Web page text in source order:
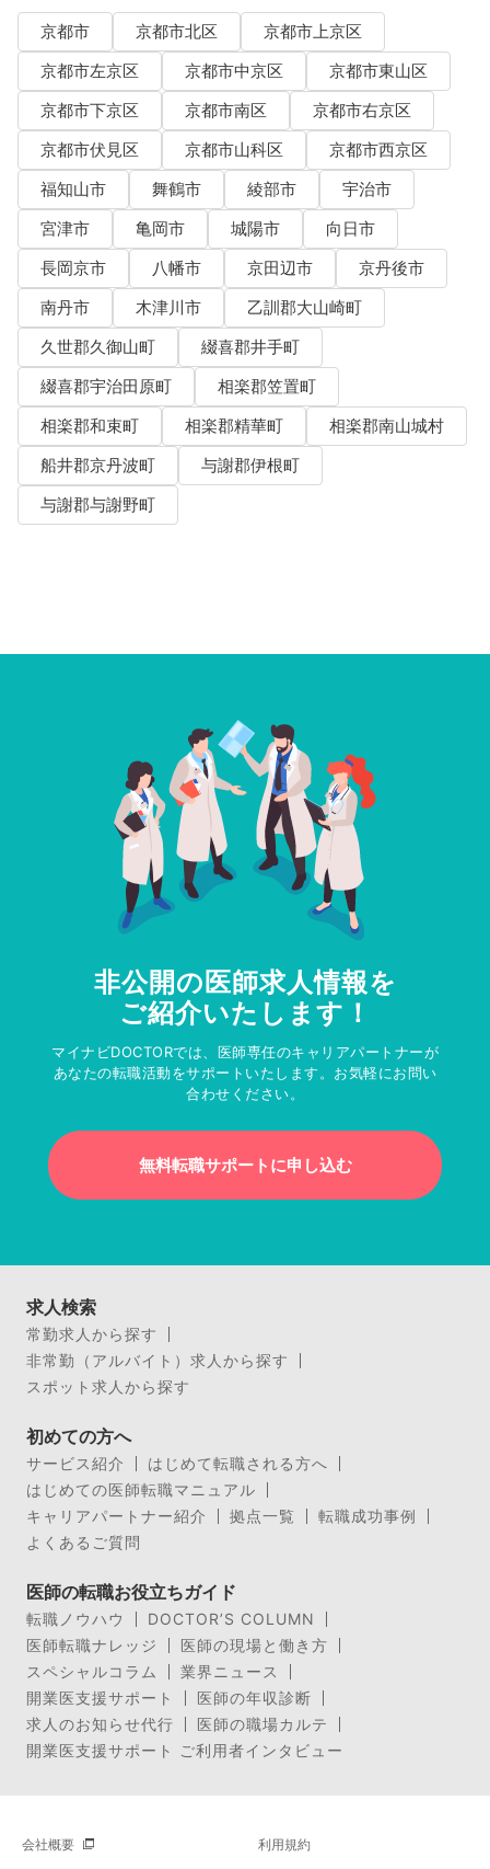
京都市 京都市北区
京都市上京区
京都市左京区
京都市中京区
京都市東山区
京都市下京区
京都市南区
京都市右京区
京都市伏見区
京都市山科区
京都市西京区
福知山市
舞鶴市 綾部市
宇治市
宮津市
亀岡市 城陽市
向日市
長岡京市
八幡市 京田辺市
京丹後市
南丹市
木津川市
乙訓郡大山崎町
久世郡久御山町
綴喜郡井手町
綴喜郡宇治田原町
相楽郡笠置町
相楽郡和束町
相楽郡精華町
相楽郡南山城村
船井郡京丹波町
与謝郡伊根町
与謝郡与謝野町
非公開の医師求人情報を
ご紹介いたします！
マイナビDOCTORでは、医師専任のキャリアパートナーが
あなたの転職活動をサポートいたします。お気軽にお問い
合わせください。
無料転職サポートに申し込む
求人検索
常勤求人から探す
非常勤（アルバイト）求人から探す
スポット求人から探す
初めての方へ
サービス紹介
はじめて転職される方へ
はじめての医師転職マニュアル
キャリアパートナー紹介
拠点一覧
転職成功事例
よくあるご質問
医師の転職お役立ちガイド
転職ノウハウ
DOCTOR’S COLUMN
医師転職ナレッジ
医師の現場と働き方
スペシャルコラム
業界ニュース
開業医支援サポート
医師の年収診断
求人のお知らせ代行
医師の職場カルテ
開業医支援サポート ご利用者インタビュー
会社概要 利用規約